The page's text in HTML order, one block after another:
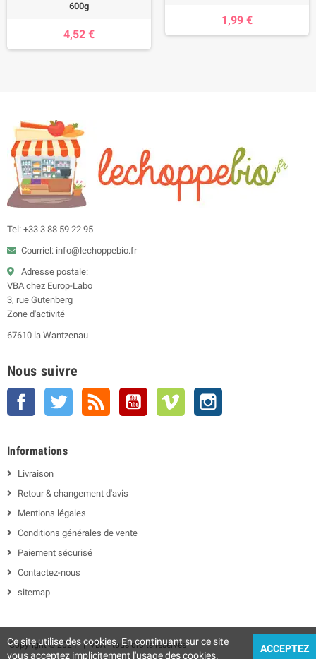
600g
4,52 €
1,99 €
Tel: +33 3 88 59 22 95
Courriel: info@lechoppebio.fr
Adresse postale:
VBA chez Europ-Labo
3, rue Gutenberg
Zone d'activité
67610 la Wantzenau
Nous suivre
Facebook Twitter YouTube Vimeo
Informations
Livraison
Retour & changement d'avis
Mentions légales
Conditions générales de vente
Paiement sécurisé
Contactez-nous
sitemap
Copyright © 2024 | VBA - tous droits réservés
Ce site utilise des cookies. En continuant sur ce site
vous acceptez implicitement l'usage des cookies.
ACCEPTEZ